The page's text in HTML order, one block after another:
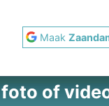
Maak
of